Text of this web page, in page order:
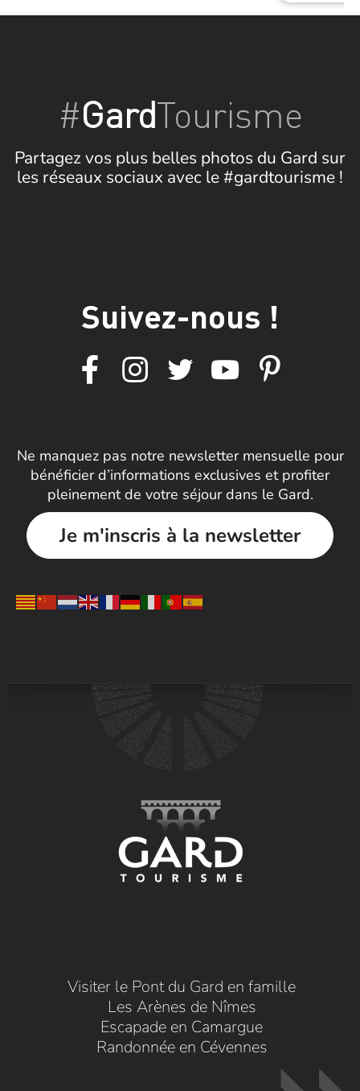
#GardTourisme
Partagez vos plus belles photos du Gard sur
les réseaux sociaux avec le #gardtourisme !
Suivez-nous !
Ne manquez pas notre newsletter mensuelle pour
bénéficier d’informations exclusives et profiter
pleinement de votre séjour dans le Gard.
Je m'inscris à la newsletter
Visiter le Pont du Gard en famille
Les Arènes de Nîmes
Escapade en Camargue
Randonnée en Cévennes